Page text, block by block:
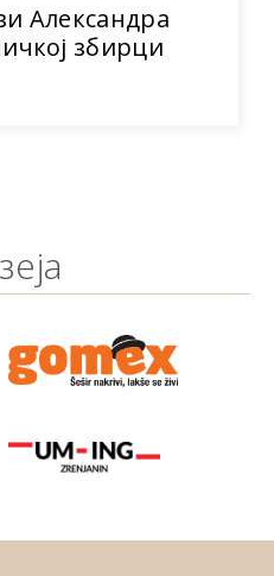
Александра
збирци